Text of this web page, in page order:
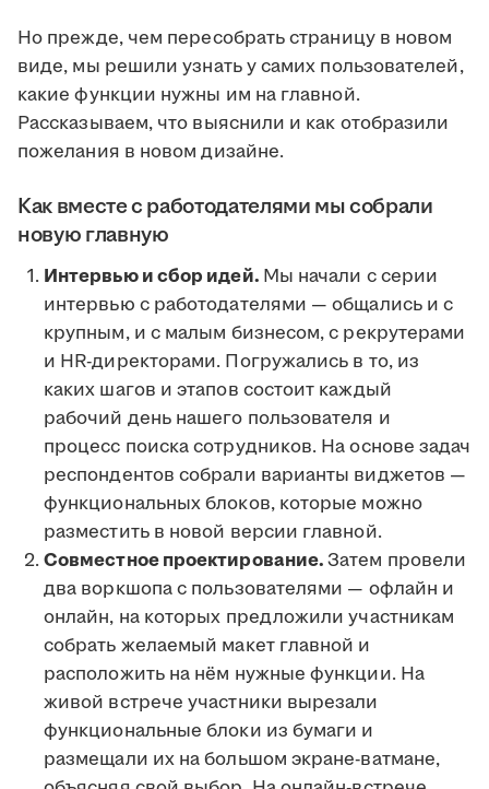
Но прежде, чем пересобрать страницу в новом
виде, мы решили узнать у самих пользователей,
какие функции нужны им на главной.
Рассказываем, что выяснили и как отобразили
пожелания в новом дизайне.
Как вместе с работодателями мы собрали
новую главную
Интервью и сбор идей. Мы начали с серии
интервью с работодателями — общались и с
крупным, и с малым бизнесом, с рекрутерами
и HR-директорами. Погружались в то, из
каких шагов и этапов состоит каждый
рабочий день нашего пользователя и
процесс поиска сотрудников. На основе задач
респондентов собрали варианты виджетов —
функциональных блоков, которые можно
разместить в новой версии главной.
Совместное проектирование.Затем провели
два воркшопа с пользователями — офлайн и
онлайн, на которых предложили участникам
собрать желаемый макет главной и
расположить на нём нужные функции. На
живой встрече участники вырезали
функциональные блоки из бумаги и
размещали их на большом экране-ватмане,